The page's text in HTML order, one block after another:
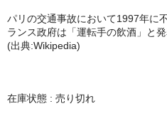
パリの交通事故において1997年に
ランス政府は「運転手の飲酒」と
(出典:Wikipedia)
在庫状態 : 売り切れ